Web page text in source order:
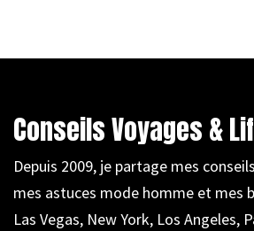
Conseils Voyages &
Depuis 2009, je partage mes
mes astuces mode homme et mes
Las Vegas, New York, Los Angeles,